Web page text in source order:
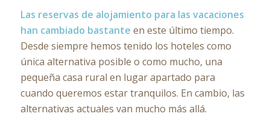
Las reservas de alojamiento para las vacaciones
han cambiado bastante en este último tiempo.
Desde siempre hemos tenido los hoteles como
única alternativa posible o como mucho, una
pequeña casa rural en lugar apartado para
cuando queremos estar tranquilos. En cambio, las
alternativas actuales van mucho más allá.